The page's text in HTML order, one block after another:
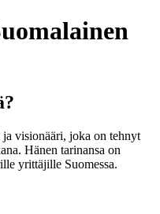
visionääri, joka on tehnyt
Hänen tarinansa on
yrittäjille Suomessa.